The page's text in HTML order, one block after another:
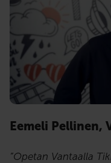
Eemeli Pellinen,
”Opetan Vantaalla